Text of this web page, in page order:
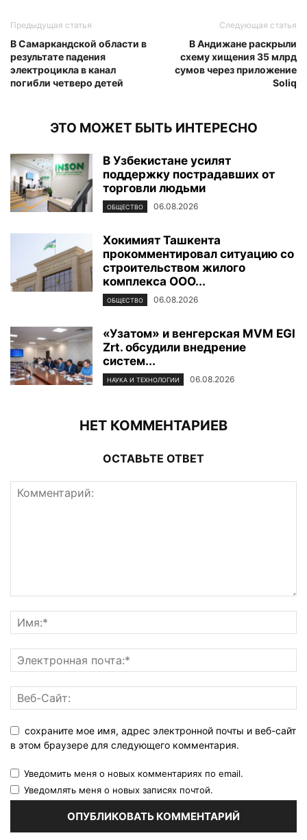
Предыдущая статья
В Самаркандской области в
результате падения
электроцикла в канал
погибли четверо детей
Следующая статья
В Андижане раскрыли
схему хищения 35 млрд
сумов через приложение
Soliq
ЭТО МОЖЕТ БЫТЬ ИНТЕРЕСНО
В Узбекистане усилят
поддержку пострадавших от
торговли людьми
ОБЩЕСТВО 06.08.2026
Хокимият Ташкента
прокомментировал ситуацию со
строительством жилого
комплекса ООО...
ОБЩЕСТВО 06.08.2026
«Узатом» и венгерская MVM EGI
Zrt. обсудили внедрение
систем...
НАУКА И ТЕХНОЛОГИИ 06.08.2026
НЕТ КОММЕНТАРИЕВ
ОСТАВЬТЕ ОТВЕТ
сохраните мое имя, адрес электронной почты и веб-сайт
в этом браузере для следующего комментария.
Уведомить меня о новых комментариях по email.
Уведомлять меня о новых записях почтой.